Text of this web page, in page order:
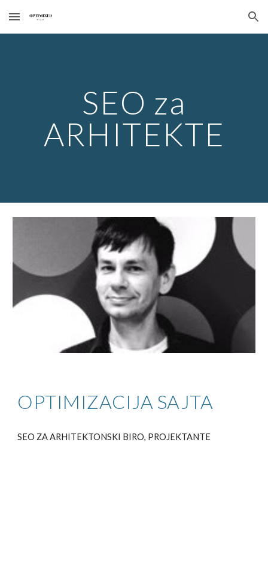
Skip to main content Skip to navigation
SEO za
ARHITEKTE
OPTIMIZACIJA SAJTA
SEO ZA ARHITEKTONSKI BIRO, PROJEKTANTE